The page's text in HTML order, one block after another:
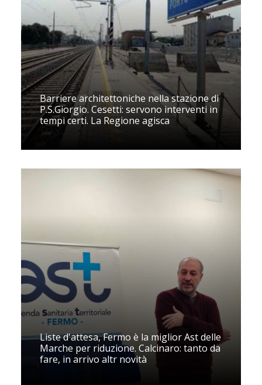
Barriere architettoniche nella stazione di
P.S.Giorgio. Cesetti: servono interventi in
tempi certi. La Regione agisca
Liste d'attesa, Fermo è la miglior Ast delle
Marche per riduzione. Calcinaro: tanto da
fare, in arrivo altr novità